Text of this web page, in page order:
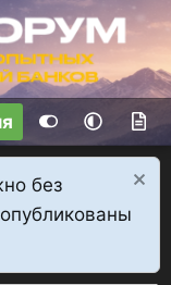
без